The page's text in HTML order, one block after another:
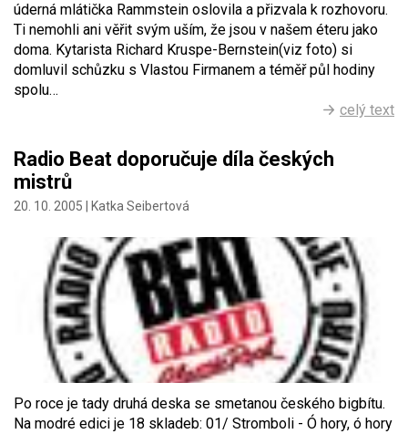
úderná mlátička Rammstein oslovila a přizvala k rozhovoru.
Ti nemohli ani věřit svým uším, že jsou v našem éteru jako
doma. Kytarista Richard Kruspe-Bernstein(viz foto) si
domluvil schůzku s Vlastou Firmanem a téměř půl hodiny
spolu…
celý text
Radio Beat doporučuje díla českých
mistrů
20. 10. 2005 | Katka Seibertová
Po roce je tady druhá deska se smetanou českého bigbítu.
Na modré edici je 18 skladeb: 01/ Stromboli - Ó hory, ó hory